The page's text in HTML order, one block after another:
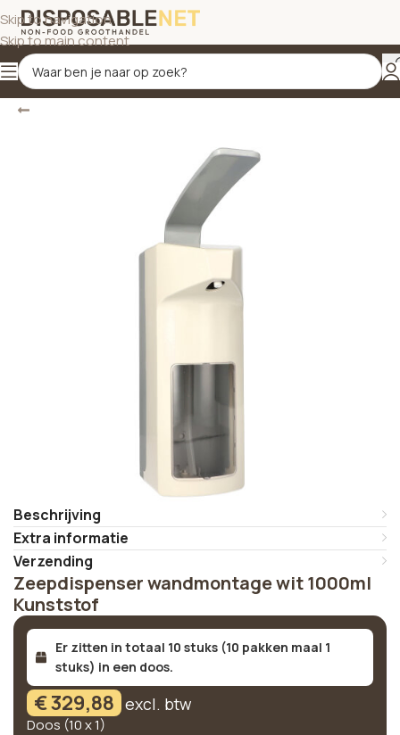
Skip to navigation
Skip to main content
Terug Home/Uitgiftesystemen
Beschrijving
Extra informatie
Verzending
Zeepdispenser wandmontage wit 1000ml
Kunststof
Er zitten in totaal 10 stuks (10 pakken maal 1
stuks) in een doos.
€329,88 excl. btw
Doos (10 x 1)